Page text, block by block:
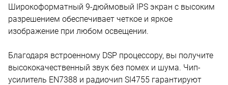
Широкоформатный 9-дюймовый IPS экран с высоким
разрешением обеспечивает четкое и яркое
изображение при любом освещении.
Благодаря встроенному DSP процессору, вы получите
высококачественный звук без помех и шума. Чип-
усилитель EN7388 и радиочип SI4755 гарантируют